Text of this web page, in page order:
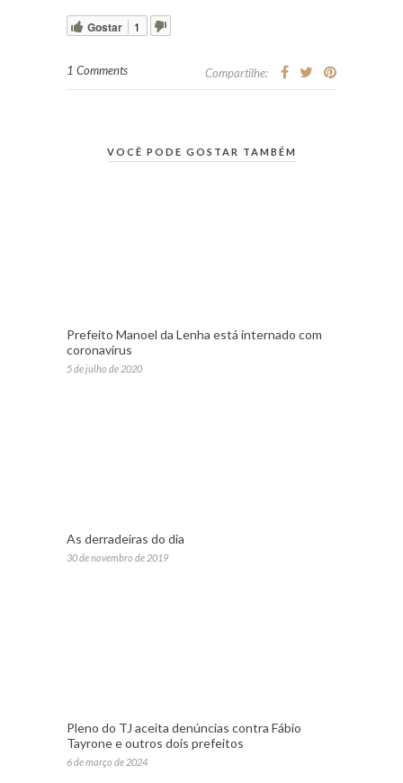
Gostar 1
1 Comments Compartilhe:
VOCÊ PODE GOSTAR TAMBÉM
Prefeito Manoel da Lenha está internado com
coronavirus
5 de julho de 2020
As derradeiras do dia
30 de novembro de 2019
Pleno do TJ aceita denúncias contra Fábio
Tayrone e outros dois prefeitos
6 de março de 2024